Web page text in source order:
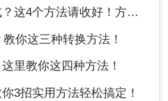
方法请收好！方便又好用！
你这三种转换方法！
里教你这四种方法！
3招实用方法轻松搞定！